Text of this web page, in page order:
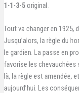
1-1-3-5original.
Tout va changer en 1925,
Jusqu’alors, la règle du
le gardien. La passe en
favorise les chevauchées
là, la règle est amendée,
aujourd’hui. Les